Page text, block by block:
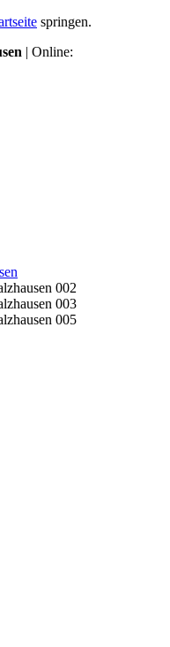
springen.
| Online: